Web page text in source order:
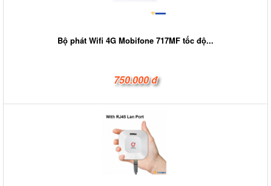
Bộ phát Wifi 4G Mobifone 717MF tốc độ...
750.000 đ